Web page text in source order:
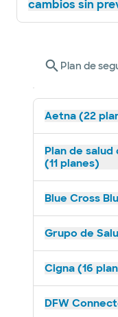
cambios sin
Plan de
Aetna (22
Plan de
(11 planes)
Blue Cross
Grupo de
Cigna (16
DFW